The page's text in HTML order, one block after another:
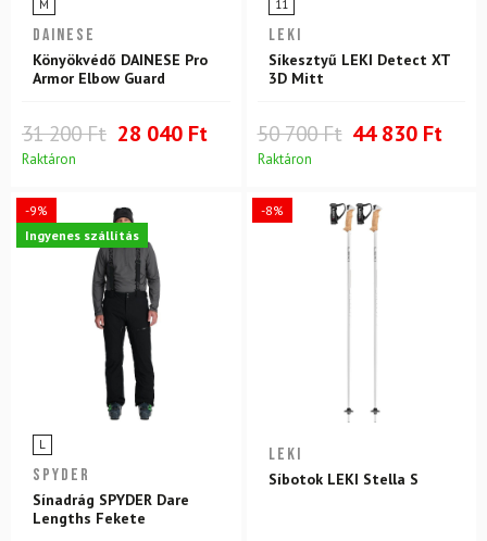
M
DAINESE
Könyökvédő DAINESE Pro
Armor Elbow Guard
31 200 Ft 28 040 Ft
Raktáron
11
LEKI
Síkesztyű LEKI Detect XT
3D Mitt
50 700 Ft 44 830 Ft
Raktáron
-9%
Ingyenes szállítás
L
SPYDER
Sínadrág SPYDER Dare
Lengths Fekete
-8%
LEKI
Síbotok LEKI Stella S